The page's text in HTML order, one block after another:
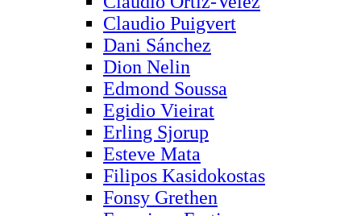
Claudio Puigvert
Dani Sánchez
Dion Nelin
Edmond Soussa
Egidio Vieirat
Erling Sjorup
Esteve Mata
Filipos Kasidokostas
Fonsy Grethen